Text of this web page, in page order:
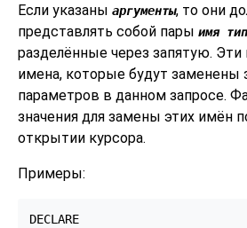
Если указаны аргументы, то они
представлять собой пары имя
разделённые через запятую.
имена, которые будут заменены
параметров в данном запросе.
значения для замены этих имён
открытии курсора.
Примеры:
DECLARE